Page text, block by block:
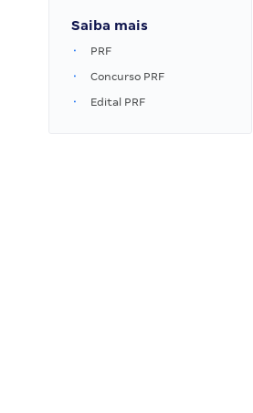
Saiba mais
PRF
Concurso PRF
Edital PRF